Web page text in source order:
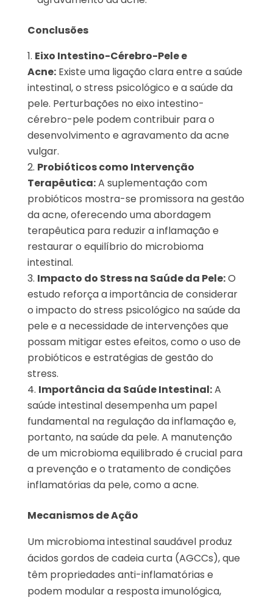
Conclusões
Eixo Intestino-Cérebro-Pele e
Acne:Existe uma ligação clara entre a saúde
intestinal, o stress psicológico e a saúde da
pele. Perturbações no eixo intestino-
cérebro-pele podem contribuir para o
desenvolvimento e agravamento da acne
vulgar.
Probióticos como Intervenção
Terapêutica:A suplementação com
probióticos mostra-se promissora na gestão
da acne, oferecendo uma abordagem
terapêutica para reduzir a inflamação e
restaurar o equilíbrio do microbioma
intestinal.
Impacto do Stress na Saúde da Pele:O
estudo reforça a importância de considerar
o impacto do stress psicológico na saúde da
pele e a necessidade de intervenções que
possam mitigar estes efeitos, como o uso de
probióticos e estratégias de gestão do
stress.
Importância da Saúde Intestinal:A
saúde intestinal desempenha um papel
fundamental na regulação da inflamação e,
portanto, na saúde da pele. A manutenção
de um microbioma equilibrado é crucial para
a prevenção e o tratamento de condições
inflamatórias da pele, como a acne.
Mecanismos de Ação
Um microbioma intestinal saudável produz
ácidos gordos de cadeia curta (AGCCs), que
têm propriedades anti-inflamatórias e
podem modular a resposta imunológica,